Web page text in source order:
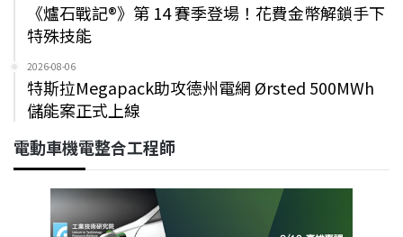
《爐石戰記®》第 14 賽季登場！花費金幣解鎖手下
特殊技能
2026-08-06
特斯拉Megapack助攻德州電網 Ørsted 500MWh
儲能案正式上線
電動車機電整合工程師